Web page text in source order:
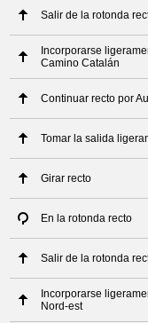
Salir de la rotonda
Incorporarse
Camino Catalán
Continuar recto por
Tomar la salida
Girar recto
En la rotonda recto
Salir de la rotonda
Incorporarse
Nord-est